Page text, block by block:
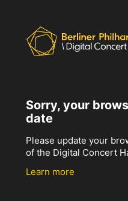
Sorry, your
date
Please update your
of the Digital Concert
Learn more